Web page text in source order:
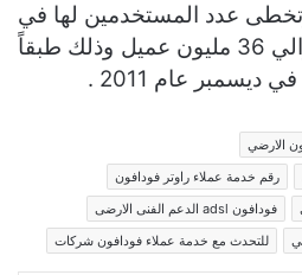
بل وتخطى عدد المستخدمين لها في
جمهورية مصر فقط حوالي 36 مليون عميل وذلك طبقاً
عام 2011 .
الارضي
رقم خدمة عملاء راوتر فودافون
فودافون adsl الدعم الفنى الارضى
للتحدث مع خدمة عملاء فودافون شركات